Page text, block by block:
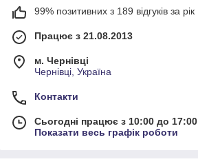
99% позитивних з 189 відгуків за рік
Працює з 21.08.2013
м. Чернівці
Чернівці, Україна
Контакти
Сьогодні працює з 10:00 до 17:00
Показати весь графік роботи